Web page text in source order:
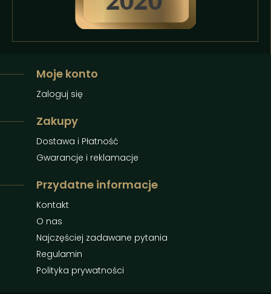
Moje konto
Zaloguj się
Zakupy
Dostawa i Płatność
Gwarancje i reklamacje
Przydatne informacje
Kontakt
O nas
Najczęściej zadawane pytania
Regulamin
Polityka prywatności